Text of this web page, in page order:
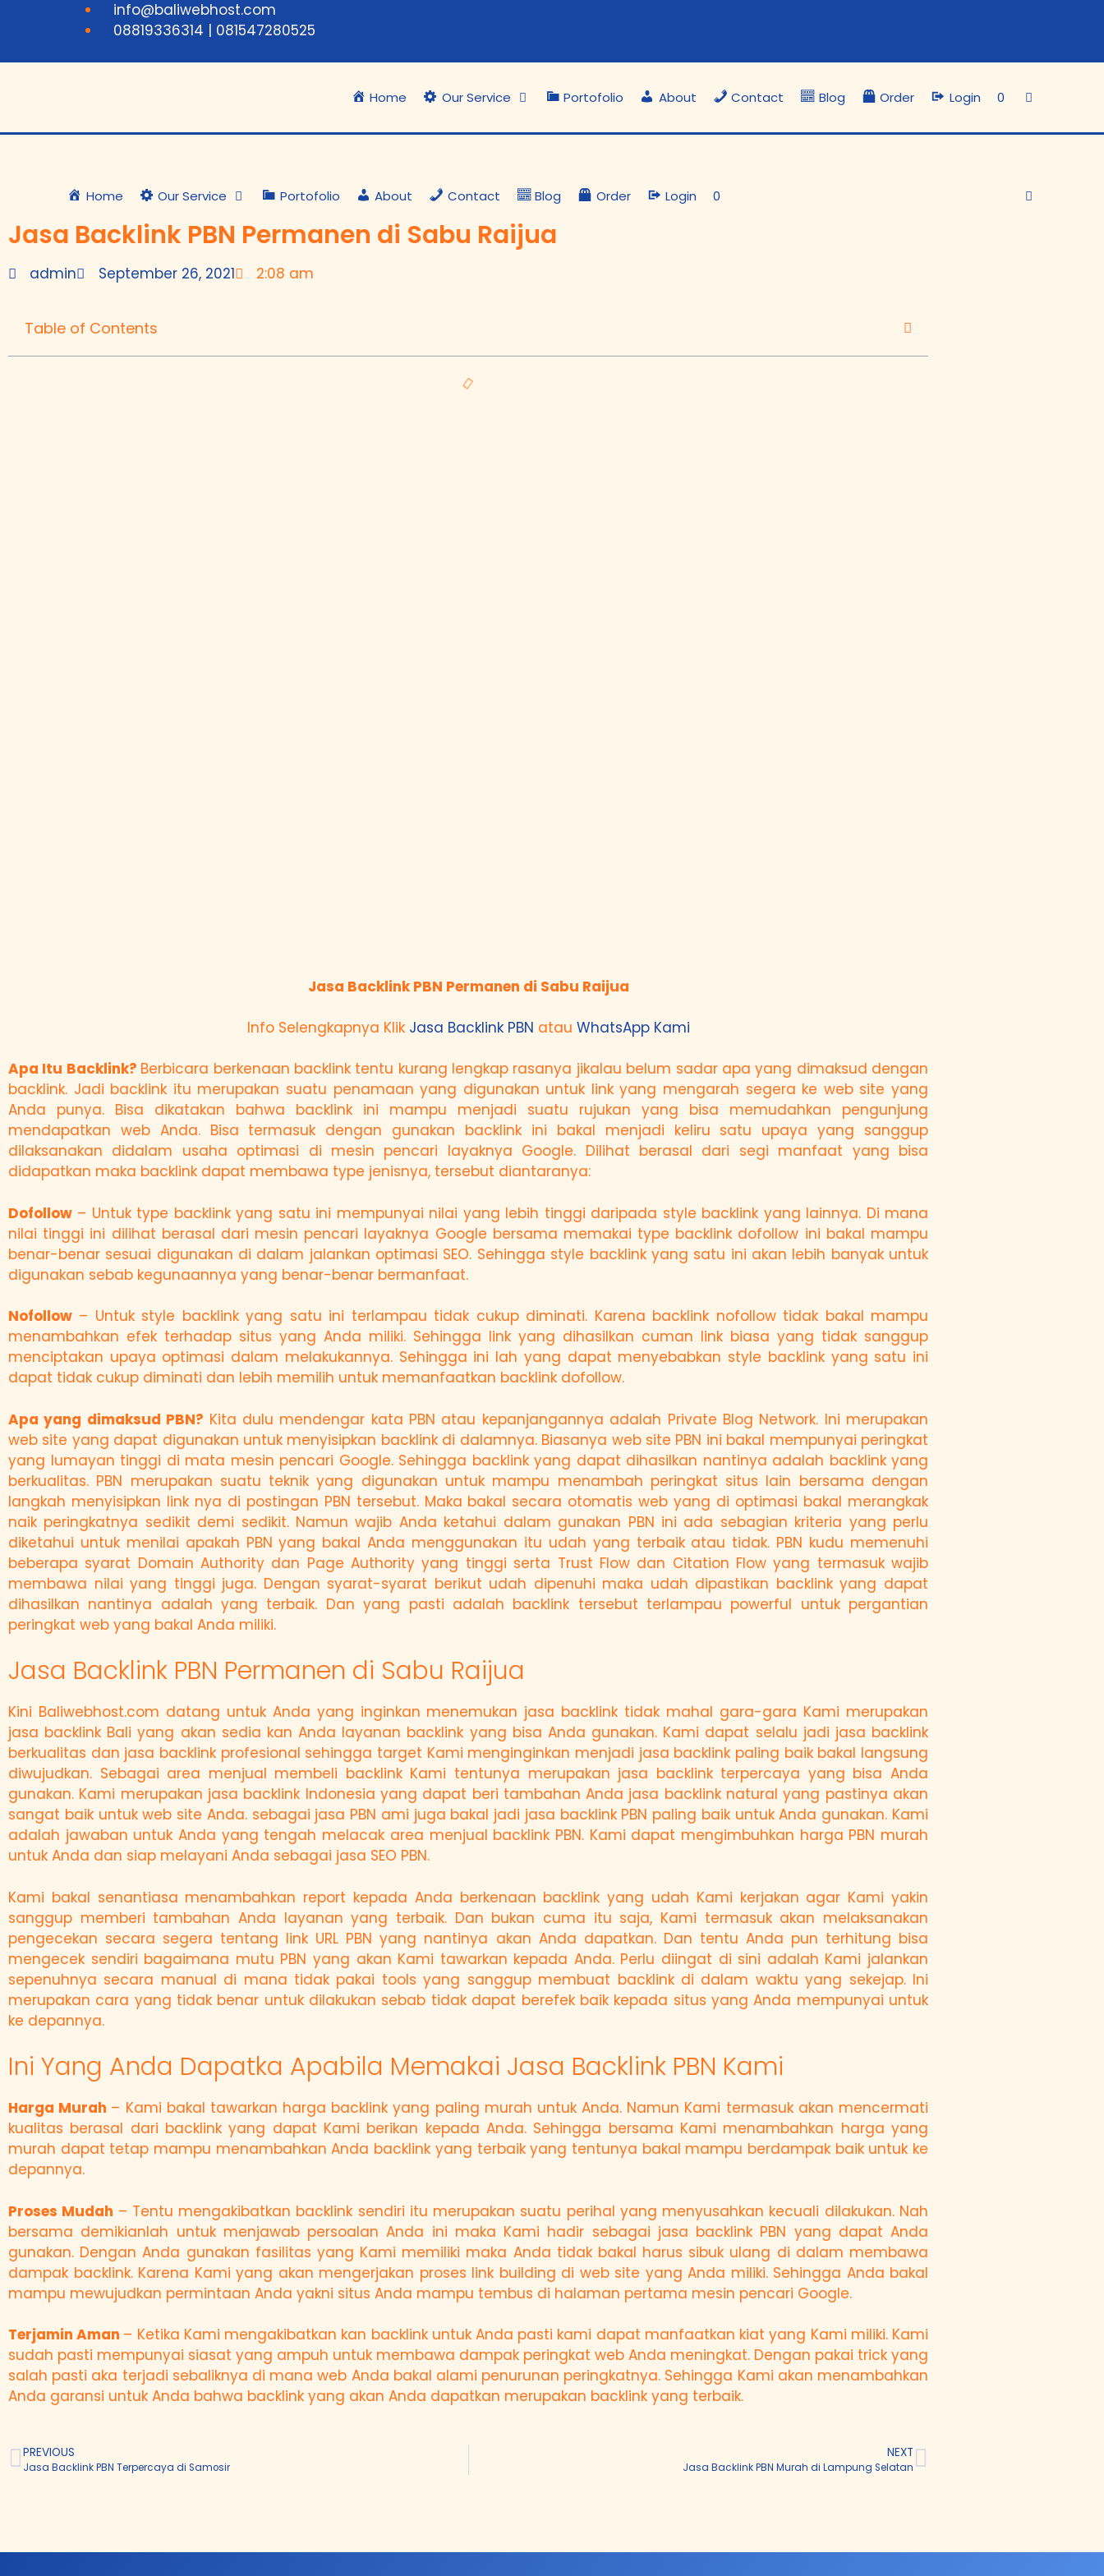
info@baliwebhost.com
08819336314 | 081547280525
Home Our Service Portofolio About Contact Blog Order Login 0
Home Our Service Portofolio About Contact Blog Order Login 0
Jasa Backlink PBN Permanen di Sabu Raijua
admin September 26, 2021 2:08 am
Table of Contents
Jasa Backlink PBN Permanen di Sabu Raijua
Info Selengkapnya Klik Jasa Backlink PBN atau WhatsApp Kami
Apa Itu Backlink? Berbicara berkenaan backlink tentu kurang lengkap rasanya jikalau belum sadar apa yang dimaksud dengan
backlink. Jadi backlink itu merupakan suatu penamaan yang digunakan untuk link yang mengarah segera ke web site yang
Anda punya. Bisa dikatakan bahwa backlink ini mampu menjadi suatu rujukan yang bisa memudahkan pengunjung
mendapatkan web Anda. Bisa termasuk dengan gunakan backlink ini bakal menjadi keliru satu upaya yang sanggup
dilaksanakan didalam usaha optimasi di mesin pencari layaknya Google. Dilihat berasal dari segi manfaat yang bisa
didapatkan maka backlink dapat membawa type jenisnya, tersebut diantaranya:
Dofollow – Untuk type backlink yang satu ini mempunyai nilai yang lebih tinggi daripada style backlink yang lainnya. Di mana
nilai tinggi ini dilihat berasal dari mesin pencari layaknya Google bersama memakai type backlink dofollow ini bakal mampu
benar-benar sesuai digunakan di dalam jalankan optimasi SEO. Sehingga style backlink yang satu ini akan lebih banyak untuk
digunakan sebab kegunaannya yang benar-benar bermanfaat.
Nofollow – Untuk style backlink yang satu ini terlampau tidak cukup diminati. Karena backlink nofollow tidak bakal mampu
menambahkan efek terhadap situs yang Anda miliki. Sehingga link yang dihasilkan cuman link biasa yang tidak sanggup
menciptakan upaya optimasi dalam melakukannya. Sehingga ini lah yang dapat menyebabkan style backlink yang satu ini
dapat tidak cukup diminati dan lebih memilih untuk memanfaatkan backlink dofollow.
Apa yang dimaksud PBN? Kita dulu mendengar kata PBN atau kepanjangannya adalah Private Blog Network. Ini merupakan
web site yang dapat digunakan untuk menyisipkan backlink di dalamnya. Biasanya web site PBN ini bakal mempunyai peringkat
yang lumayan tinggi di mata mesin pencari Google. Sehingga backlink yang dapat dihasilkan nantinya adalah backlink yang
berkualitas. PBN merupakan suatu teknik yang digunakan untuk mampu menambah peringkat situs lain bersama dengan
langkah menyisipkan link nya di postingan PBN tersebut. Maka bakal secara otomatis web yang di optimasi bakal merangkak
naik peringkatnya sedikit demi sedikit. Namun wajib Anda ketahui dalam gunakan PBN ini ada sebagian kriteria yang perlu
diketahui untuk menilai apakah PBN yang bakal Anda menggunakan itu udah yang terbaik atau tidak. PBN kudu memenuhi
beberapa syarat Domain Authority dan Page Authority yang tinggi serta Trust Flow dan Citation Flow yang termasuk wajib
membawa nilai yang tinggi juga. Dengan syarat-syarat berikut udah dipenuhi maka udah dipastikan backlink yang dapat
dihasilkan nantinya adalah yang terbaik. Dan yang pasti adalah backlink tersebut terlampau powerful untuk pergantian
peringkat web yang bakal Anda miliki.
Jasa Backlink PBN Permanen di Sabu Raijua
Kini Baliwebhost.com datang untuk Anda yang inginkan menemukan jasa backlink tidak mahal gara-gara Kami merupakan
jasa backlink Bali yang akan sedia kan Anda layanan backlink yang bisa Anda gunakan. Kami dapat selalu jadi jasa backlink
berkualitas dan jasa backlink profesional sehingga target Kami menginginkan menjadi jasa backlink paling baik bakal langsung
diwujudkan. Sebagai area menjual membeli backlink Kami tentunya merupakan jasa backlink terpercaya yang bisa Anda
gunakan. Kami merupakan jasa backlink Indonesia yang dapat beri tambahan Anda jasa backlink natural yang pastinya akan
sangat baik untuk web site Anda. sebagai jasa PBN ami juga bakal jadi jasa backlink PBN paling baik untuk Anda gunakan. Kami
adalah jawaban untuk Anda yang tengah melacak area menjual backlink PBN. Kami dapat mengimbuhkan harga PBN murah
untuk Anda dan siap melayani Anda sebagai jasa SEO PBN.
Kami bakal senantiasa menambahkan report kepada Anda berkenaan backlink yang udah Kami kerjakan agar Kami yakin
sanggup memberi tambahan Anda layanan yang terbaik. Dan bukan cuma itu saja, Kami termasuk akan melaksanakan
pengecekan secara segera tentang link URL PBN yang nantinya akan Anda dapatkan. Dan tentu Anda pun terhitung bisa
mengecek sendiri bagaimana mutu PBN yang akan Kami tawarkan kepada Anda. Perlu diingat di sini adalah Kami jalankan
sepenuhnya secara manual di mana tidak pakai tools yang sanggup membuat backlink di dalam waktu yang sekejap. Ini
merupakan cara yang tidak benar untuk dilakukan sebab tidak dapat berefek baik kepada situs yang Anda mempunyai untuk
ke depannya.
Ini Yang Anda Dapatka Apabila Memakai Jasa Backlink PBN Kami
Harga Murah – Kami bakal tawarkan harga backlink yang paling murah untuk Anda. Namun Kami termasuk akan mencermati
kualitas berasal dari backlink yang dapat Kami berikan kepada Anda. Sehingga bersama Kami menambahkan harga yang
murah dapat tetap mampu menambahkan Anda backlink yang terbaik yang tentunya bakal mampu berdampak baik untuk ke
depannya.
Proses Mudah – Tentu mengakibatkan backlink sendiri itu merupakan suatu perihal yang menyusahkan kecuali dilakukan. Nah
bersama demikianlah untuk menjawab persoalan Anda ini maka Kami hadir sebagai jasa backlink PBN yang dapat Anda
gunakan. Dengan Anda gunakan fasilitas yang Kami memiliki maka Anda tidak bakal harus sibuk ulang di dalam membawa
dampak backlink. Karena Kami yang akan mengerjakan proses link building di web site yang Anda miliki. Sehingga Anda bakal
mampu mewujudkan permintaan Anda yakni situs Anda mampu tembus di halaman pertama mesin pencari Google.
Terjamin Aman – Ketika Kami mengakibatkan kan backlink untuk Anda pasti kami dapat manfaatkan kiat yang Kami miliki. Kami
sudah pasti mempunyai siasat yang ampuh untuk membawa dampak peringkat web Anda meningkat. Dengan pakai trick yang
salah pasti aka terjadi sebaliknya di mana web Anda bakal alami penurunan peringkatnya. Sehingga Kami akan menambahkan
Anda garansi untuk Anda bahwa backlink yang akan Anda dapatkan merupakan backlink yang terbaik.
PREVIOUS
Jasa Backlink PBN Terpercaya di Samosir
NEXT
Jasa Backlink PBN Murah di Lampung Selatan